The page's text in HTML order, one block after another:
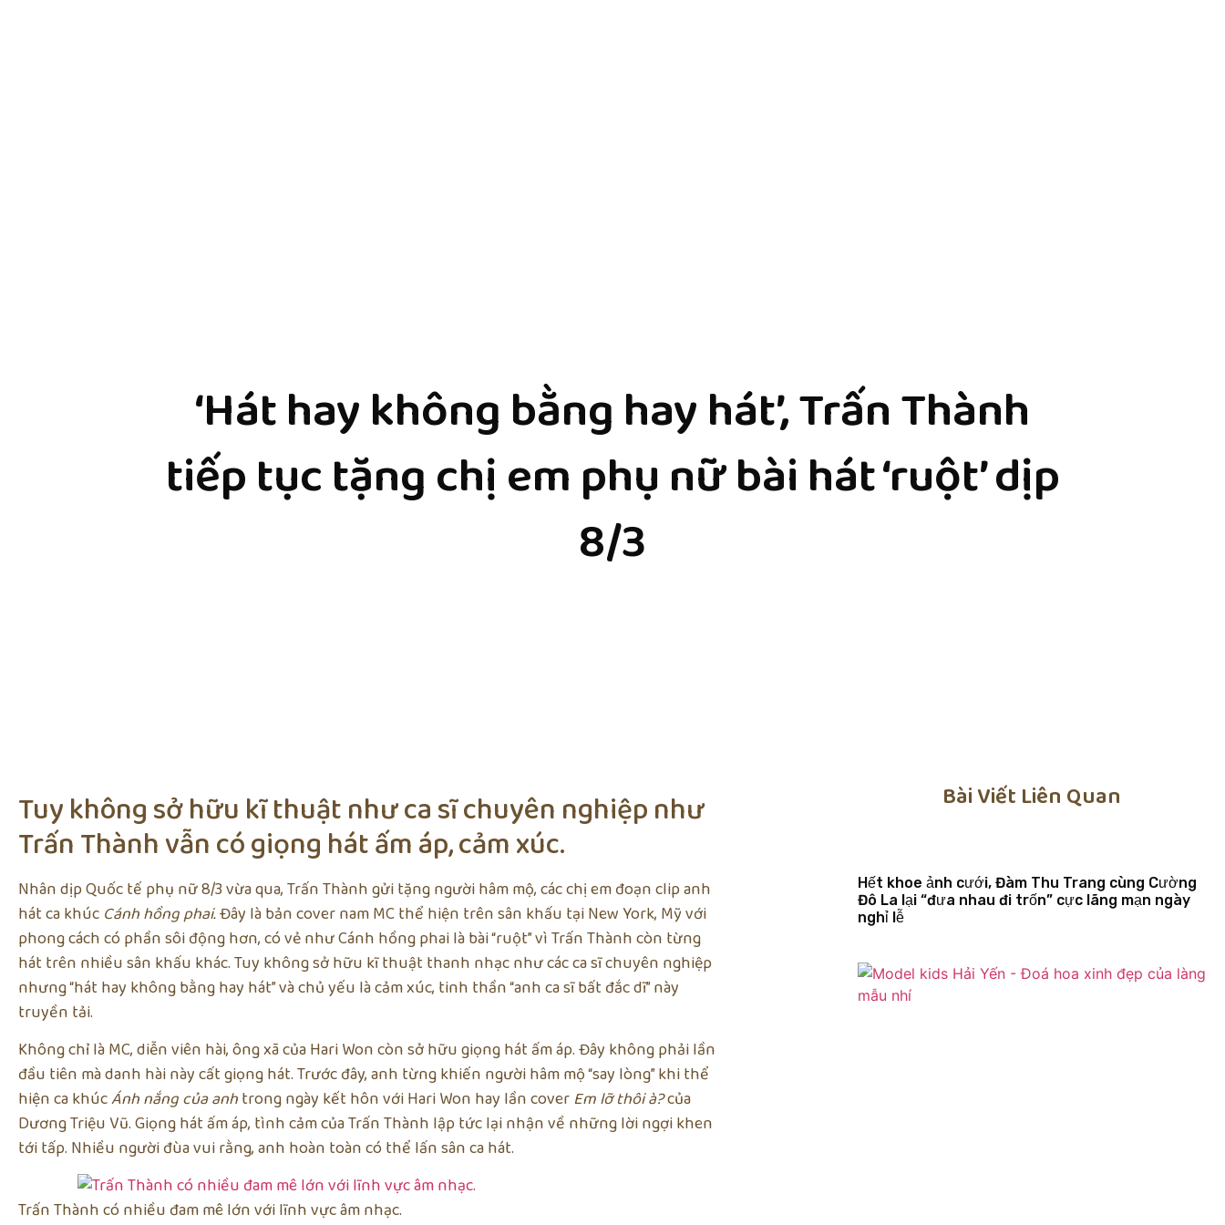
‘Hát hay không bằng hay hát’, Trấn Thành
tiếp tục tặng chị em phụ nữ bài hát ‘ruột’ dịp
8/3
Tuy không sở hữu kĩ thuật như ca sĩ chuyên nghiệp như
Trấn Thành vẫn có giọng hát ấm áp, cảm xúc.
Nhân dịp Quốc tế phụ nữ 8/3 vừa qua, Trấn Thành gửi tặng người hâm mộ, các chị em đoạn clip anh
hát ca khúc Cánh hồng phai.Đây là bản cover nam MC thể hiện trên sân khấu tại New York, Mỹ với
phong cách có phần sôi động hơn, có vẻ như Cánh hồng phai là bài “ruột” vì Trấn Thành còn từng
hát trên nhiều sân khấu khác. Tuy không sở hữu kĩ thuật thanh nhạc như các ca sĩ chuyên nghiệp
nhưng “hát hay không bằng hay hát” và chủ yếu là cảm xúc, tinh thần “anh ca sĩ bất đắc dĩ” này
truyền tải.
Không chỉ là MC, diễn viên hài, ông xã của Hari Won còn sở hữu giọng hát ấm áp. Đây không phải lần
đầu tiên mà danh hài này cất giọng hát. Trước đây, anh từng khiến người hâm mộ “say lòng” khi thể
hiện ca khúcÁnh nắng của anhtrong ngày kết hôn với Hari Won hay lần coverEm lỡ thôi à?của
Dương Triệu Vũ. Giọng hát ấm áp, tình cảm của Trấn Thành lập tức lại nhận về những lời ngợi khen
tới tấp. Nhiều người đùa vui rằng, anh hoàn toàn có thể lấn sân ca hát.
Trấn Thành có nhiều đam mê lớn với lĩnh vực âm nhạc.
Bài Viết Liên Quan
Hết khoe ảnh cưới, Đàm Thu Trang cùng Cường
Đô La lại “đưa nhau đi trốn” cực lãng mạn ngày
nghỉ lễ